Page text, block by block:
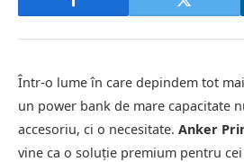
Într-o lume în care depindem tot
un power bank de mare capacitate
accesoriu, ci o necesitate. Anker
vine ca o soluție premium pentru